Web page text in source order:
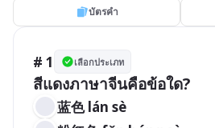
บัตรคำ
# 1 เลือกประเภท
สีแดงภาษาจีนคือข้อใด?
蓝色 lán sè